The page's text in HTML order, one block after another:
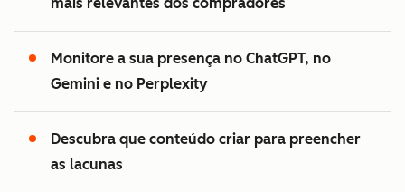
Monitore a sua presença no ChatGPT, no
Gemini e no Perplexity
Descubra que conteúdo criar para preencher
as lacunas